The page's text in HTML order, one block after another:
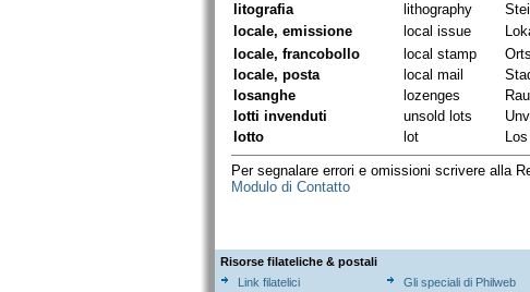
litografia
lithography
locale, emissione
local issue
locale, francobollo
local stamp
locale, posta
local mail
losanghe
lozenges
lotti invenduti
unsold lots
lotto
lot Los
Per segnalare errori e omissioni scrivere alla
Modulo di Contatto
Risorse filateliche & postali
Link filatelici
Gli speciali di Philweb